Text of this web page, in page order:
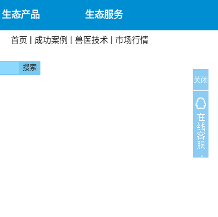
生态产品 生态服务
首页 | 成功案例 | 兽医技术 | 市场行情
关闭